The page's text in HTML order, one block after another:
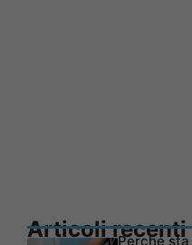
Articoli recenti
Perché